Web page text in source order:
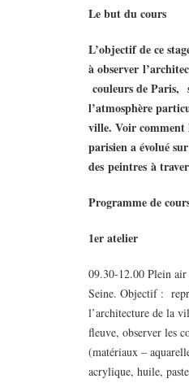
Le but du cours
L’objectif de ce
à observer
couleurs de Paris,
l’atmosphère
ville. Voir comment
parisien a évolué
des peintres à
Programme de
1er atelier
09.30-12.00 Plein air
Seine. Objectif :
l’architecture de la
fleuve, observer les
(matériaux –
acrylique, huile,